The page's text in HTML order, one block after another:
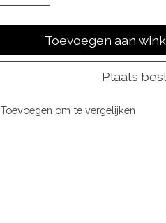
Toevoegen aan
Plaats
Toevoegen om te vergelijken